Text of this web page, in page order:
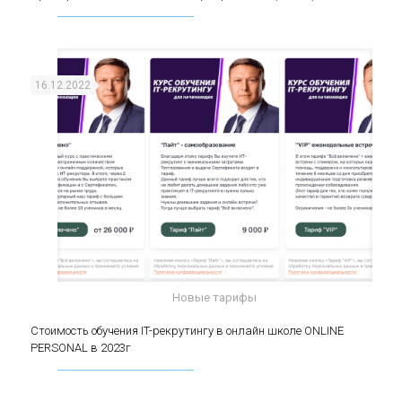
Стоимость обучения IT-рекрутингу в онлайн
Новые тарифы
16.12.2022
Стоимость обучения IT-рекрутингу в онлайн школе ONLINE
PERSONAL в 2023г